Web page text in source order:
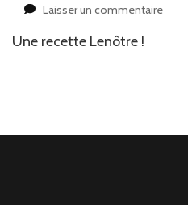
Laisser un commentairesur
Une recette Lenôtre !